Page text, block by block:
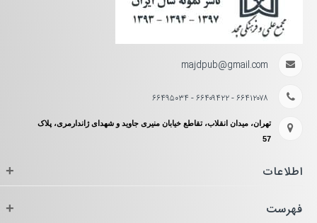
majdpub@gmail.com
۶۶۴۱۲۰۷۸ - ۶۶۴۰۹۴۲۲ - ۶۶۴۹۵۰۳۴
تهران، میدان انقلاب، تقاطع خیابان منیری جاوید و شهدای ژاندارمری، پلاک
57
اطلاعات +
فهرست +